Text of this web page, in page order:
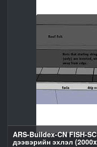
ARS-Buildex-CN FISH-
дээвэрийн эхлэл